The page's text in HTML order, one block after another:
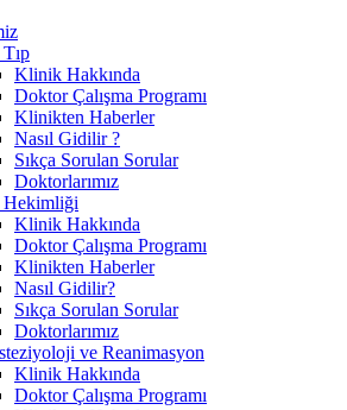
Klinik Hakkında
Doktor Çalışma Programı
Klinikten Haberler
Nasıl Gidilir ?
Sıkça Sorulan Sorular
Doktorlarımız
Klinik Hakkında
Doktor Çalışma Programı
Klinikten Haberler
Nasıl Gidilir?
Sıkça Sorulan Sorular
Doktorlarımız
ve Reanimasyon
Klinik Hakkında
Doktor Çalışma Programı